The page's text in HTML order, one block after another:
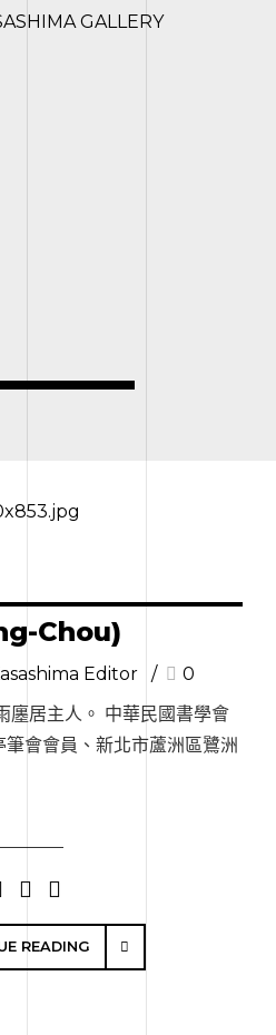
Chou)
Editor
0
廛居主人。 中華民國書學會
會會員、新北市蘆洲區鷺洲
READING